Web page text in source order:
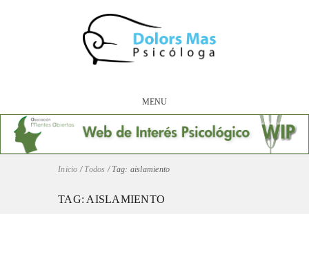
MENU
Inicio / Todos / Tag: aislamiento
TAG: AISLAMIENTO